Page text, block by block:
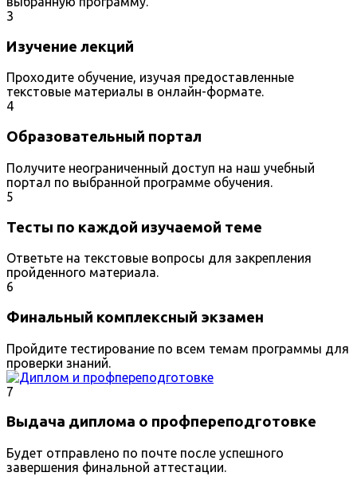
3
Изучение лекций
Проходите обучение, изучая предоставленные
текстовые материалы в онлайн-формате.
4
Образовательный портал
Получите неограниченный доступ на наш учебный
портал по выбранной программе обучения.
5
Тесты по каждой изучаемой теме
Ответьте на текстовые вопросы для закрепления
пройденного материала.
6
Финальный комплексный экзамен
Пройдите тестирование по всем темам программы для
проверки знаний.
7
Выдача диплома о профпереподготовке
Будет отправлено по почте после успешного
завершения финальной аттестации.